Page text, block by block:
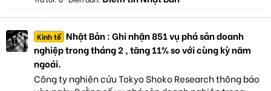
Kinh tế Nhật Bản : Ghi nhận 851 vụ phá sản doanh
nghiệp trong tháng 2 , tăng 11% so với cùng kỳ năm
ngoái.
Công ty nghiên cứu Tokyo Shoko Research thông báo